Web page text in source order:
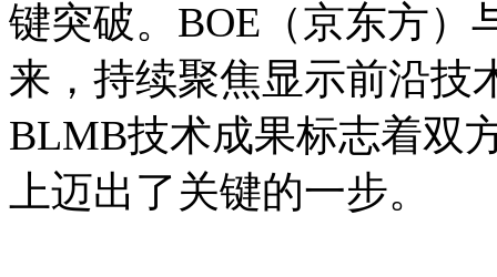
键突破。BOE（京东方）
来，持续聚焦显示前沿技
BLMB技术成果标志着双
上迈出了关键的一步。